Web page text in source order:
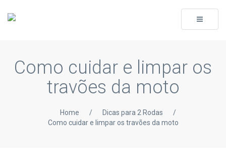
Toggle
Como cuidar e limpar os
travões da moto
Home / Dicas para 2 Rodas
/
Como cuidar e limpar os travões da moto